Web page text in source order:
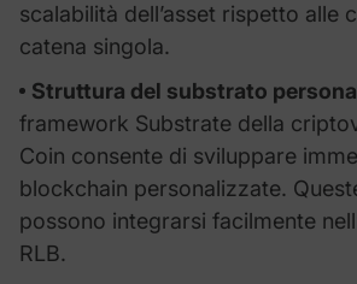
scalabilità dell’asset rispetto alle
catena singola.
Struttura del substrato
framework Substrate della
Coin consente di sviluppare
blockchain personalizzate.
possono integrarsi facilmente
RLB.